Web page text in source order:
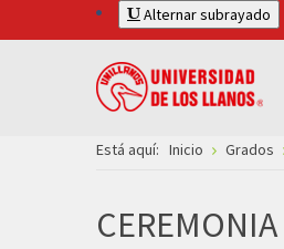
Alternar subrayado
Está aquí: Inicio Grados